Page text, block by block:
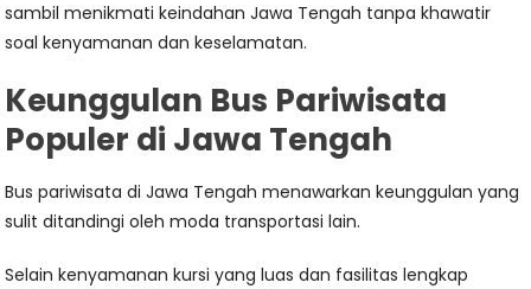
sambil menikmati keindahan Jawa Tengah tanpa khawatir
soal kenyamanan dan keselamatan.
Keunggulan Bus Pariwisata
Populer di Jawa Tengah
Bus pariwisata di Jawa Tengah menawarkan keunggulan yang
sulit ditandingi oleh moda transportasi lain.
Selain kenyamanan kursi yang luas dan fasilitas lengkap